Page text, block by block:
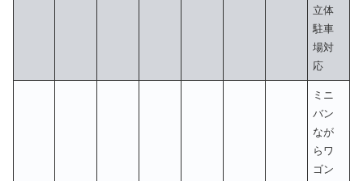
立体
駐車
場対
応
ミニ
バン
なが
らワ
ゴン